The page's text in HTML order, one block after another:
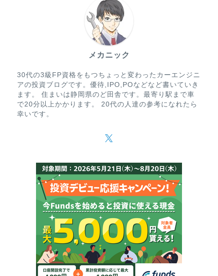
メカニック
30代の3級FP資格をもつちょっと変わったカーエンジニ
アの投資ブログです。優待,IPO,POなどなど書いていき
ます。 住まいは静岡県のど田舎です。最寄り駅まで車
で20分以上かかります。 20代の人達の参考になれたら
幸いです。